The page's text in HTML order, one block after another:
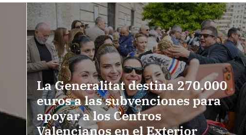
La Generalitat destina 270.000
euros a las subvenciones para
apoyar a los Centros
Valencianos en el Exterior